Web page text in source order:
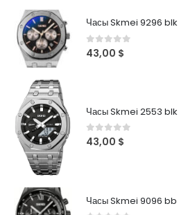
Часы Skmei 9296 blk
0 out of 5
43,00 $
Часы Skmei 2553 blk
0 out of 5
43,00 $
Часы Skmei 9096 bb